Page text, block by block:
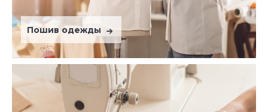
Пошив одежды